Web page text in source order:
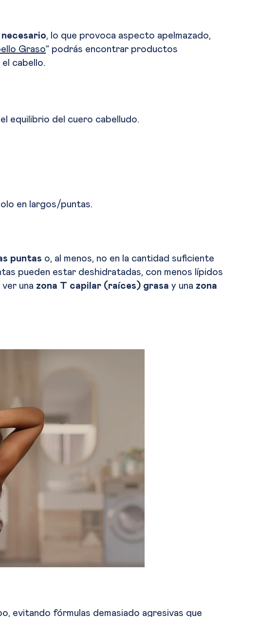
necesario, lo que provoca aspecto apelmazado,
Graso” podrás encontrar productos
cabello.
equilibrio del cuero cabelludo.
en largos/puntas.
puntas o, al menos, no en la cantidad suficiente
pueden estar deshidratadas, con menos lípidos
una zona T capilar (raíces) grasa y una zona
evitando fórmulas demasiado agresivas que